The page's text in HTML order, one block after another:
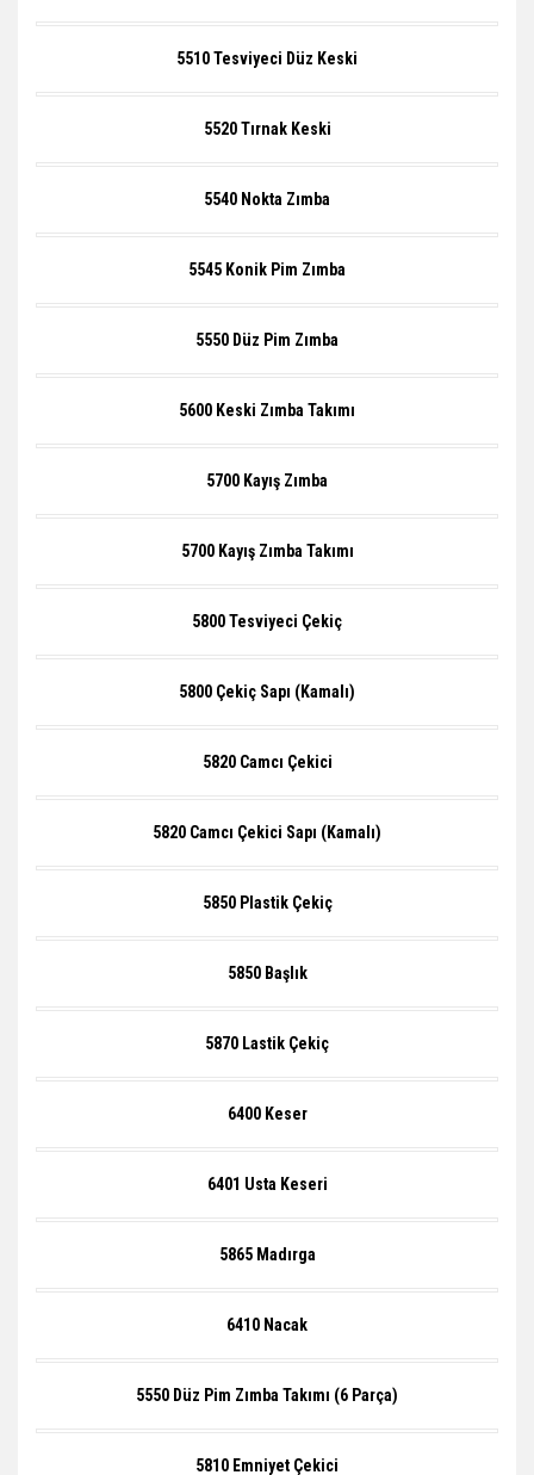
5510 Tesviyeci Düz Keski
5520 Tırnak Keski
5540 Nokta Zımba
5545 Konik Pim Zımba
5550 Düz Pim Zımba
5600 Keski Zımba Takımı
5700 Kayış Zımba
5700 Kayış Zımba Takımı
5800 Tesviyeci Çekiç
5800 Çekiç Sapı (Kamalı)
5820 Camcı Çekici
5820 Camcı Çekici Sapı (Kamalı)
5850 Plastik Çekiç
5850 Başlık
5870 Lastik Çekiç
6400 Keser
6401 Usta Keseri
5865 Madırga
6410 Nacak
5550 Düz Pim Zımba Takımı (6 Parça)
5810 Emniyet Çekici